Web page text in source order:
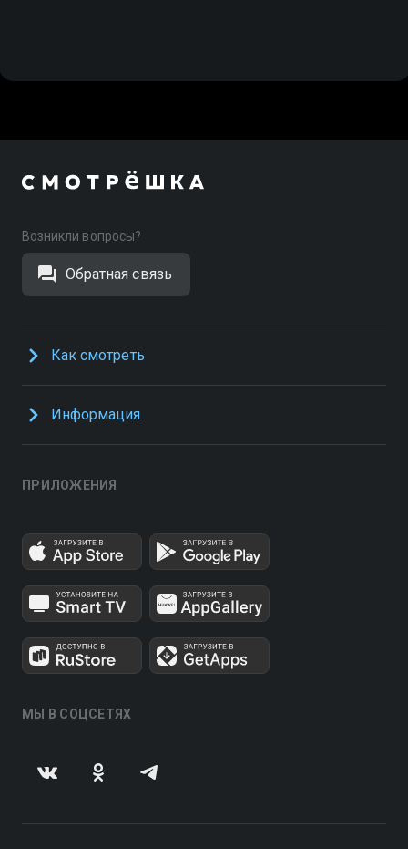
Возникли вопросы?
Обратная связь
Как смотреть
Информация
ПРИЛОЖЕНИЯ
МЫ В СОЦСЕТЯХ